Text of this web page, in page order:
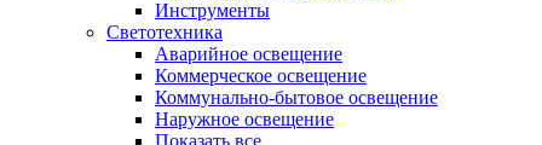
Инструменты
Светотехника
Аварийное освещение
Коммерческое освещение
Коммунально-бытовое освещение
Наружное освещение
Показать все